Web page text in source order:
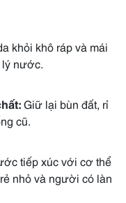
khỏi khô ráp và mái
lý nước.
Giữ lại bùn đất, rỉ
cũ.
tiếp xúc với cơ thể
nhỏ và người có làn